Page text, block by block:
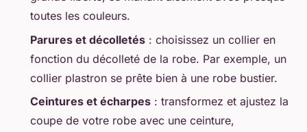
toutes les couleurs.
Parures et décolletés : choisissez un collier en
fonction du décolleté de la robe. Par exemple, un
collier plastron se prête bien à une robe bustier.
Ceintures et écharpes : transformez et ajustez la
coupe de votre robe avec une ceinture,